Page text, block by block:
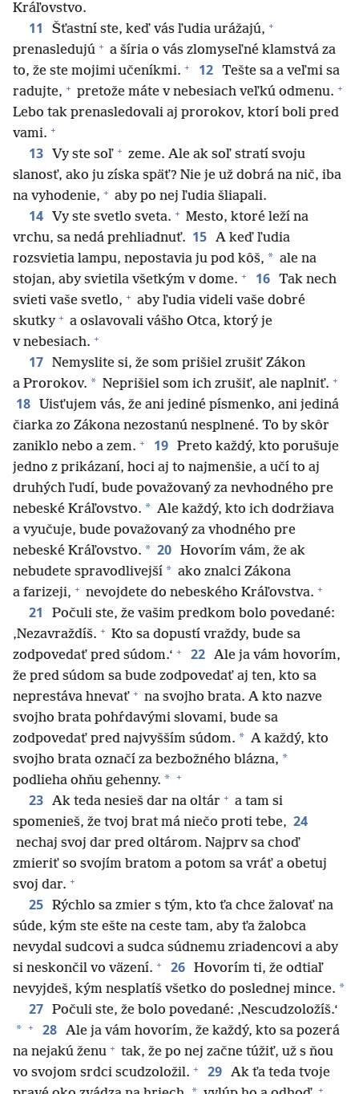
Kráľovstvo.
11 Šťastní ste, keď vás ľudia urážajú, +
prenasledujú + a šíria o vás zlomyseľné klamstvá za
to, že ste mojimi učeníkmi. + 12 Tešte sa a veľmi sa
radujte, + pretože máte v nebesiach veľkú odmenu. +
Lebo tak prenasledovali aj prorokov, ktorí boli pred
vami. +
13 Vy ste soľ + zeme. Ale ak soľ stratí svoju
slanosť, ako ju získa späť? Nie je už dobrá na nič, iba
na vyhodenie, + aby po nej ľudia šliapali.
14 Vy ste svetlo sveta. + Mesto, ktoré leží na
vrchu, sa nedá prehliadnuť. 15 A keď ľudia
rozsvietia lampu, nepostavia ju pod kôš, * ale na
stojan, aby svietila všetkým v dome. + 16 Tak nech
svieti vaše svetlo, + aby ľudia videli vaše dobré
skutky + a oslavovali vášho Otca, ktorý je
v nebesiach. +
17 Nemyslite si, že som prišiel zrušiť Zákon
a Prorokov. * Neprišiel som ich zrušiť, ale naplniť. +
18
Uisťujem vás, že ani jediné písmenko, ani jediná
čiarka zo Zákona nezostanú nesplnené. To by skôr
zaniklo nebo a zem. + 19 Preto každý, kto porušuje
jedno z prikázaní, hoci aj to najmenšie, a učí to aj
druhých ľudí, bude považovaný za nevhodného pre
nebeské Kráľovstvo. * Ale každý, kto ich dodržiava
a vyučuje, bude považovaný za vhodného pre
nebeské Kráľovstvo. * 20 Hovorím vám, že ak
nebudete spravodlivejší * ako znalci Zákona
a farizeji, + nevojdete do nebeského Kráľovstva. +
21
Počuli ste, že vašim predkom bolo povedané:
‚Nezavraždíš. + Kto sa dopustí vraždy, bude sa
zodpovedať pred súdom.‘ + 22 Ale ja vám hovorím,
že pred súdom sa bude zodpovedať aj ten, kto sa
neprestáva hnevať + na svojho brata. A kto nazve
svojho brata pohŕdavými slovami, bude sa
zodpovedať pred najvyšším súdom. * A každý, kto
svojho brata označí za bezbožného blázna, *
podlieha ohňu gehenny. * +
23 Ak teda nesieš dar na oltár + a tam si
spomenieš, že tvoj brat má niečo proti tebe, 24
nechaj svoj dar pred oltárom. Najprv sa choď
zmieriť so svojím bratom a potom sa vráť a obetuj
svoj dar. +
25 Rýchlo sa zmier s tým, kto ťa chce žalovať na
súde, kým ste ešte na ceste tam, aby ťa žalobca
nevydal sudcovi a sudca súdnemu zriadencovi a aby
si neskončil vo väzení. + 26 Hovorím ti, že odtiaľ
nevyjdeš, kým nesplatíš všetko do poslednej mince. *
27 Počuli ste, že bolo povedané: ‚Nescudzoložíš.‘
* + 28 Ale ja vám hovorím, že každý, kto sa pozerá
na nejakú ženu + tak, že po nej začne túžiť, už s ňou
vo svojom srdci scudzoložil. + 29 Ak ťa teda tvoje
+